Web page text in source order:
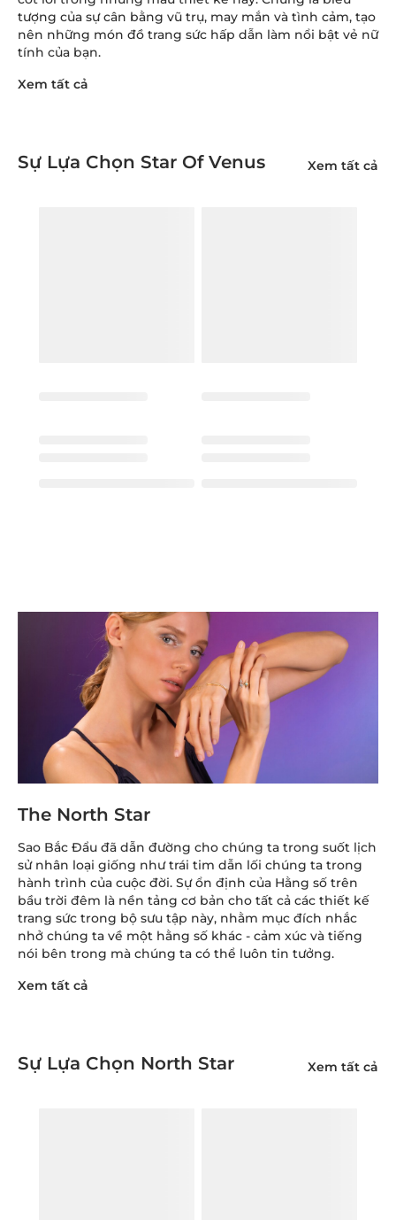
tượng của sự cân bằng vũ trụ, may mắn và tình cảm, tạo
nên những món đồ trang sức hấp dẫn làm nổi bật vẻ nữ
tính của bạn.
Xem tất cả
Sự Lựa Chọn Star Of Venus Xem tất cả
The North Star
Sao Bắc Đẩu đã dẫn đường cho chúng ta trong suốt lịch
sử nhân loại giống như trái tim dẫn lối chúng ta trong
hành trình của cuộc đời. Sự ổn định của Hằng số trên
bầu trời đêm là nền tảng cơ bản cho tất cả các thiết kế
trang sức trong bộ sưu tập này, nhằm mục đích nhắc
nhở chúng ta về một hằng số khác - cảm xúc và tiếng
nói bên trong mà chúng ta có thể luôn tin tưởng.
Xem tất cả
Sự Lựa Chọn North Star Xem tất cả